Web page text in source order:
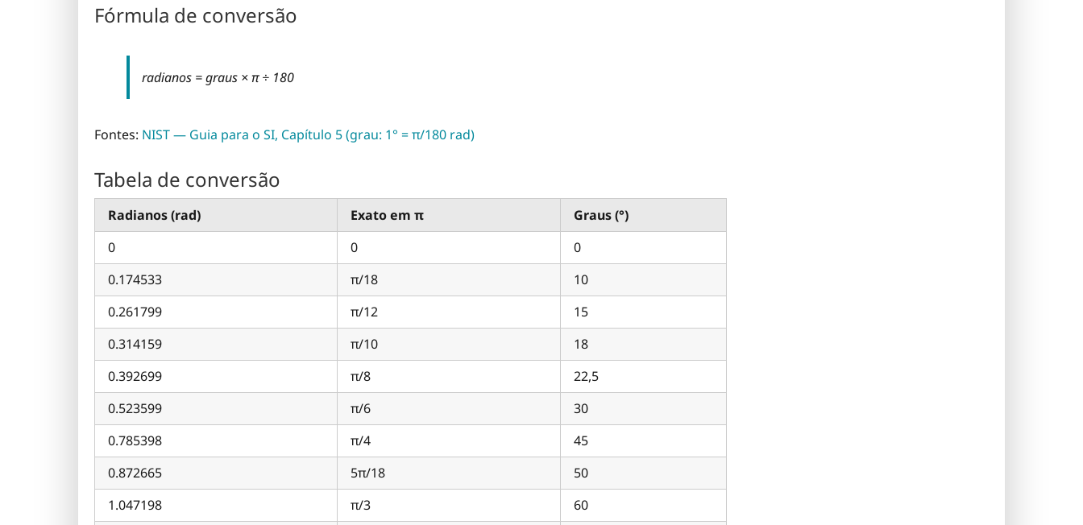
Fórmula de conversão
radianos = graus × π ÷ 180
Fontes: NIST — Guia para o SI, Capítulo 5 (grau: 1° = π/180 rad)
Tabela de conversão
Radianos (rad) Exato em π
Graus (°)
0
0
0
0.174533
π/18
10
0.261799
π/12
15
0.314159
π/10
18
0.392699
π/8
22,5
0.523599
π/6
30
0.785398
π/4
45
0.872665
5π/18
50
1.047198
π/3
60